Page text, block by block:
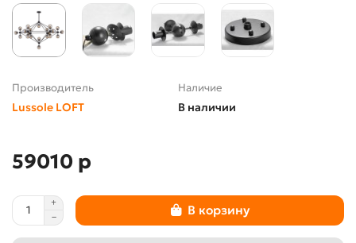
Производитель
Lussole LOFT
Наличие
В наличии
59010 р
В корзину